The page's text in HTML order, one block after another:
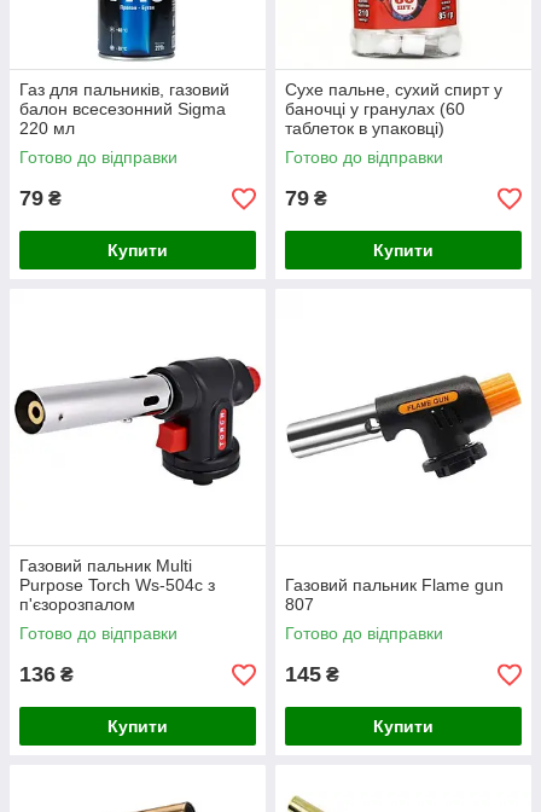
Газ для пальників, газовий
балон всесезонний Sigma
220 мл
Готово до відправки
79 ₴
Купити
Сухе пальне, сухий спирт у
баночці у гранулах (60
таблеток в упаковці)
Готово до відправки
79 ₴
Купити
Газовий пальник Multi
Purpose Torch Ws-504c з
п'єзорозпалом
Готово до відправки
136 ₴
Купити
Газовий пальник Flame gun
807
Готово до відправки
145 ₴
Купити